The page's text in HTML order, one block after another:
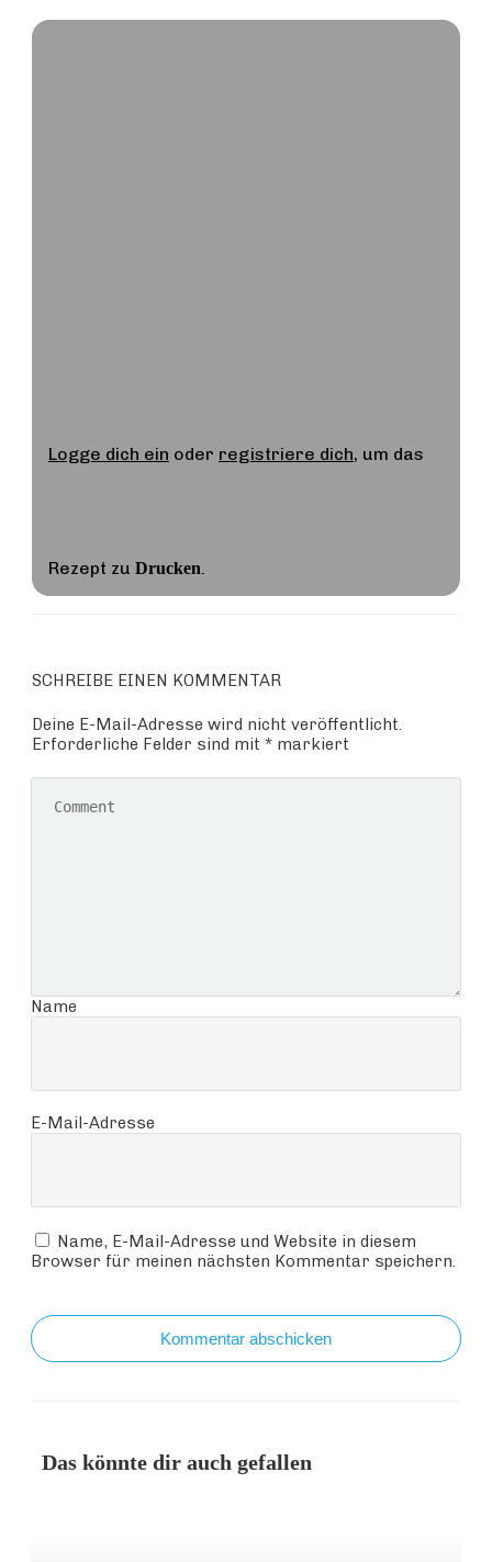
Logge dich ein oder registriere dich, um das
Rezept zu Drucken.
SCHREIBE EINEN KOMMENTAR
Deine E-Mail-Adresse wird nicht veröffentlicht.
Erforderliche Felder sind mit * markiert
Name
E-Mail-Adresse
Name, E-Mail-Adresse und Website in diesem
Browser für meinen nächsten Kommentar speichern.
Kommentar abschicken
Das könnte dir auch gefallen